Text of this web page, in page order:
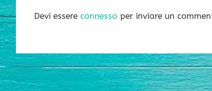
Devi essere connesso per inviare un